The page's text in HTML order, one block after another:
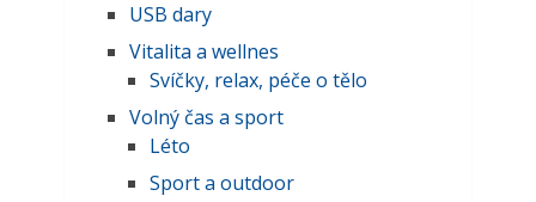
USB dary
Vitalita a wellnes
Svíčky, relax, péče o tělo
Volný čas a sport
Léto
Sport a outdoor